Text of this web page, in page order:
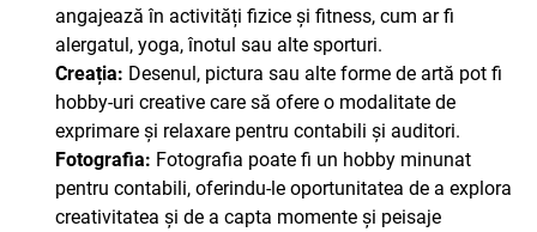
angajează în activități fizice și fitness, cum ar fi
alergatul, yoga, înotul sau alte sporturi.
Creația: Desenul, pictura sau alte forme de artă pot fi
hobby-uri creative care să ofere o modalitate de
exprimare și relaxare pentru contabili și auditori.
Fotografia: Fotografia poate fi un hobby minunat
pentru contabili, oferindu-le oportunitatea de a explora
creativitatea și de a capta momente și peisaje